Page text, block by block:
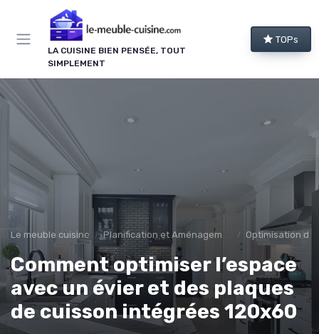
LA CUISINE BIEN PENSÉE, TOUT
SIMPLEMENT
TOPs
Le meuble cuisine Planification et Aménagement Optimisation de
Comment optimiser l’espace
avec un évier et des plaques
de cuisson intégrées 120x60
Panneau de gestion des cookies